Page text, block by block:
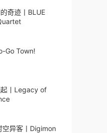
奇迹丨BLUE
Go Town!
丨Legacy of
空异客丨Digimon